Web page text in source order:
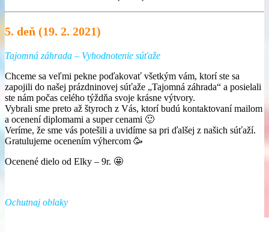
5. deň (19. 2. 2021)
Tajomná záhrada – Vyhodnotenie súťaže
Chceme sa veľmi pekne poďakovať všetkým vám, ktorí ste sa
zapojili do našej prázdninovej súťaže „Tajomná záhrada“ a posielali
ste nám počas celého týždňa svoje krásne výtvory.
Vybrali sme preto až štyroch z Vás, ktorí budú kontaktovaní mailom
a ocenení diplomami a super cenami 🙂
Veríme, že sme vás potešili a uvidíme sa pri ďalšej z našich súťaží.
Gratulujeme ocenením výhercom 🥳
Ocenené dielo od Elky – 9r. 🤩
Ochutnaj oblaky